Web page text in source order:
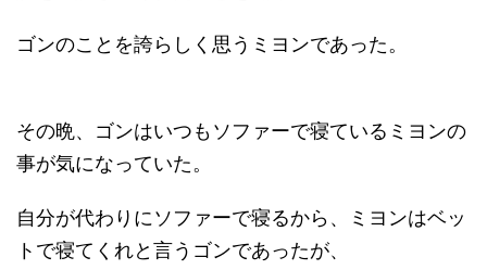
ゴンのことを誇らしく思うミヨンであった。
その晩、ゴンはいつもソファーで寝ているミヨンの
事が気になっていた。
自分が代わりにソファーで寝るから、ミヨンはベッ
トで寝てくれと言うゴンであったが、